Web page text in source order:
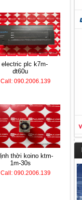
dt60u
Call: 090.2006.139
1m-30s
Call: 090.2006.139